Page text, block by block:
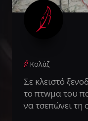
Κολάζ
Σε κλειστό
το πτwμα του
να τσεπώνει τη